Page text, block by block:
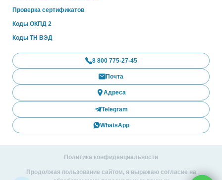
Проверка сертификатов
Коды ОКПД 2
Коды ТН ВЭД
8 800 775-27-45
Почта
Адреса
Telegram
WhatsApp
Политика конфиденциальности
Продолжая пользование сайтом, я выражаю согласие на